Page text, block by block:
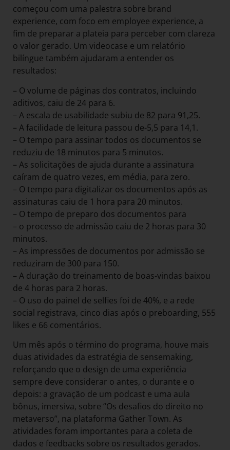
começou com uma palestra sobre brand
experience, com foco em employee experience, a
fim de preparar a plateia para perceber com clareza
o valor gerado. Um videocase e um relatório
bilíngue também ajudaram a entender os
resultados:
– O volume de páginas dos contratos, incluindo
aditivos, caiu de 24 para 6.
– A escala de usabilidade subiu de 82 para 91,25.
– A facilidade de leitura passou de-5,5 para 14,1.
– O tempo para assinar todos os documentos se
reduziu de 18 minutos para 5 minutos.
– As solicitações de ajuda durante a assinatura
caíram de quatro vezes, em média, para zero.
– O tempo para digitalizar os documentos após as
assinaturas caiu de 1 hora para 20 minutos.
– O tempo de preparo dos documentos para
– o processo de admissão caiu de 2 horas para 30
minutos.
– As impressões de documentos por admissão se
reduziram de 300 para 150.
– A duração do treinamento de boas-vindas baixou
de 4 horas para 2 horas.
– O uso do painel de selfies foi de 40%, e a rede
social registrava, cinco dias após o preboarding, 555
likes e 66 comentários.
Um mês após o término do programa, houve mais
duas atividades da estratégia de sensemaking,
reforçando que o design de uma experiência
sempre deve considerar o antes, o durante e o
depois: a gravação de um podcast e uma aula
bônus, imersiva, sobre “Os desafios do direito no
metaverso”, na plataforma Gather Town. As
atividades foram importantes para a coleta de
dados e feedbacks sobre os resultados gerados.